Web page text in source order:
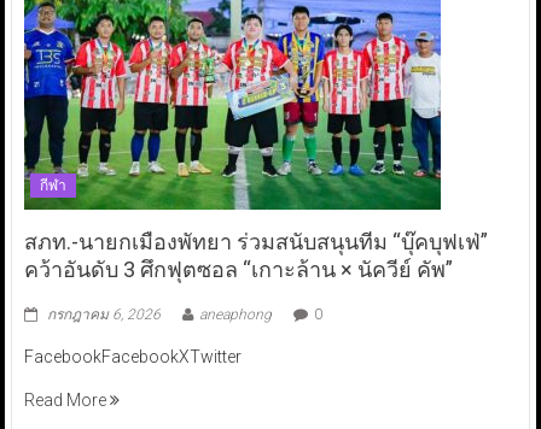
กีฬา
สภท.-นายกเมืองพัทยา ร่วมสนับสนุนทีม “บุ๊คบุฟเฟ่”
คว้าอันดับ 3 ศึกฟุตซอล “เกาะล้าน × นัควีย์ คัพ”
กรกฎาคม 6, 2026 aneaphong 0
FacebookFacebookXTwitter
Read More